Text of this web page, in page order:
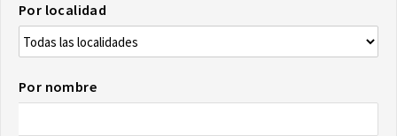
Por localidad
Por nombre